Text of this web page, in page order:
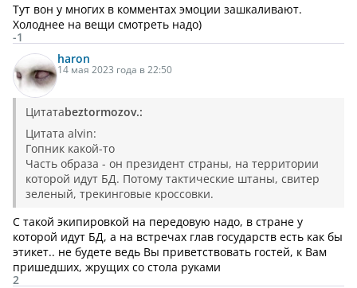
Тут вон у многих в комментах эмоции зашкаливают.
Холоднее на вещи смотреть надо)
-1
haron
14 мая 2023 года в 22:50
Цитатаbeztormozov.:
Цитата alvin:
Гопник какой-то
Часть образа - он президент страны, на территории
которой идут БД. Потому тактические штаны, свитер
зеленый, трекинговые кроссовки.
С такой экипировкой на передовую надо, в стране у
которой идут БД, а на встречах глав государств есть как бы
этикет.. не будете ведь Вы приветствовать гостей, к Вам
пришедших, жрущих со стола руками
2